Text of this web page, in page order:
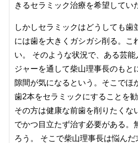
きるセラミック治療を希望してい
しかしセラミックはどうしても歯
には歯を大きくガシガシ削る。こ
い。 そのような状況で、ある芸
ジャーを通して柴山理事長のもと
隙間が気になるという。そこでほ
歯2本をセラミックにすることを
その方は健康な前歯を削りたくな
でかつ目立たず治す必要がある。
ろう。 そこで柴山理事長は悩ん